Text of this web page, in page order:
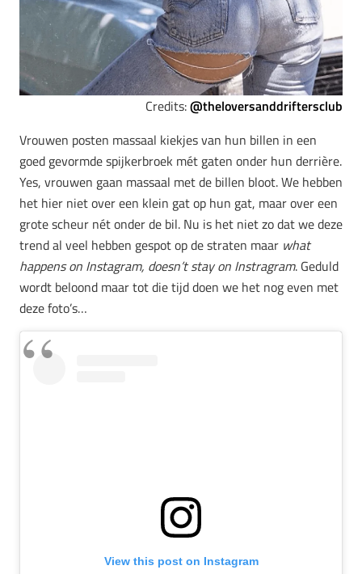
Credits:@theloversanddriftersclub
Vrouwen posten massaal kiekjes van hun billen in een
goed gevormde spijkerbroek mét gaten onder hun derrière.
Yes, vrouwen gaan massaal met de billen bloot. We hebben
het hier niet over een klein gat op hun gat, maar over een
grote scheur nét onder de bil. Nu is het niet zo dat we deze
trend al veel hebben gespot op de straten maar what
happens on Instagram, doesn’t stay on Instragram. Geduld
wordt beloond maar tot die tijd doen we het nog even met
deze foto’s…
View this post on Instagram